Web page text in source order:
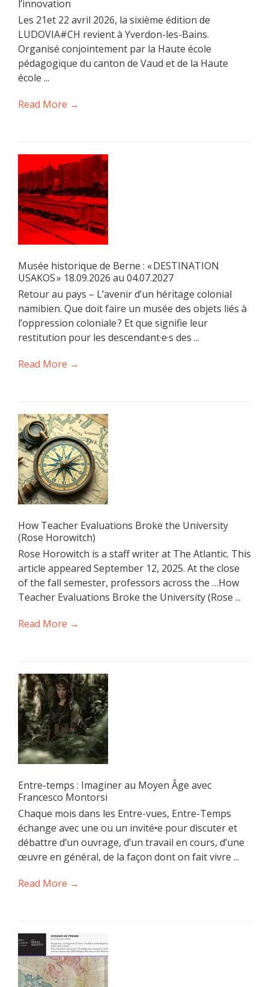
l’innovation
Les 21et 22 avril 2026, la sixième édition de
LUDOVIA#CH revient à Yverdon-les-Bains.
Organisé conjointement par la Haute école
pédagogique du canton de Vaud et de la Haute
école ...
Read More →
Musée historique de Berne : « DESTINATION
USAKOS » 18.09.2026 au 04.07.2027
Retour au pays – L’avenir d’un héritage colonial
namibien. Que doit faire un musée des objets liés à
l’oppression coloniale ? Et que signifie leur
restitution pour les descendant·e·s des ...
Read More →
How Teacher Evaluations Broke the University
(Rose Horowitch)
Rose Horowitch is a staff writer at The Atlantic. This
article appeared September 12, 2025. At the close
of the fall semester, professors across the …How
Teacher Evaluations Broke the University (Rose ...
Read More →
Entre-temps : Imaginer au Moyen Âge avec
Francesco Montorsi
Chaque mois dans les Entre-vues, Entre-Temps
échange avec une ou un invité•e pour discuter et
débattre d’un ouvrage, d’un travail en cours, d’une
œuvre en général, de la façon dont on fait vivre ...
Read More →